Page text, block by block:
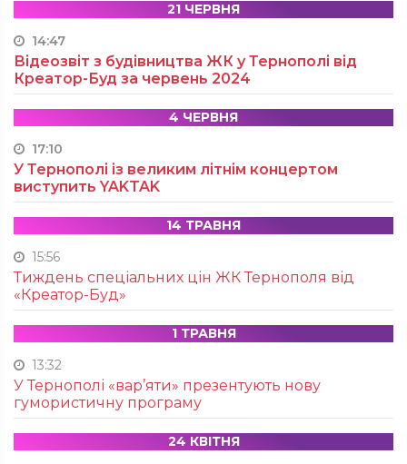
21 ЧЕРВНЯ
14:47
Відеозвіт з будівництва ЖК у Тернополі від
Креатор-Буд за червень 2024
4 ЧЕРВНЯ
17:10
У Тернополі із великим літнім концертом
виступить YAKTAK
14 ТРАВНЯ
15:56
Тиждень спеціальних цін ЖК Тернополя від
«Креатор-Буд»
1 ТРАВНЯ
13:32
У Тернополі «вар’яти» презентують нову
гумористичну програму
24 КВІТНЯ